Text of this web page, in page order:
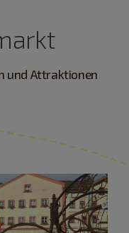
und Attraktionen